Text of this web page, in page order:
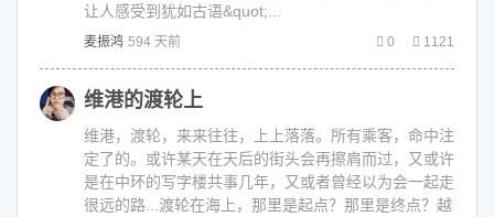
让人感受到犹如古语&quot;...
麦振鸿 594 天前 0 1121
维港的渡轮上
维港，渡轮，来来往往，上上落落。所有乘客，命中注
定了的。或许某天在天后的街头会再擦肩而过，又或许
是在中环的写字楼共事几年，又或者曾经以为会一起走
很远的路...渡轮在海上，那里是起点？那里是终点？越